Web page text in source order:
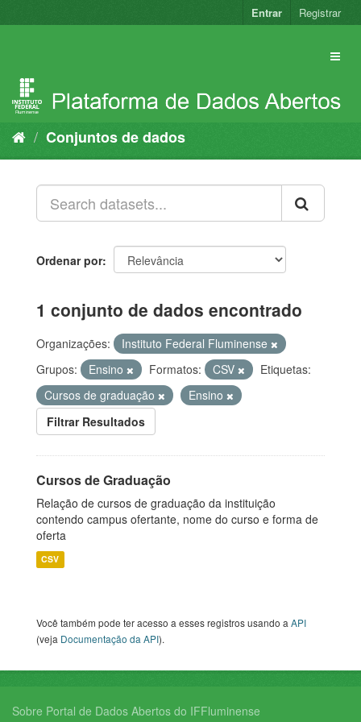
para
Entrar Registrar
Conjuntos de dados
Ordenar por
1 conjunto de dados encontrado
Organizações:
Instituto Federal Fluminense
Grupos:
Ensino Formatos: CSV
Etiquetas:
Cursos de graduação
Ensino
Filtrar Resultados
Cursos de Graduação
Relação de cursos de graduação da instituição
contendo campus ofertante, nome do curso e forma de
oferta
CSV
Você também pode ter acesso a esses registros usando aAPI
(veja Documentação da API).
Sobre Portal de Dados Abertos do IFFluminense